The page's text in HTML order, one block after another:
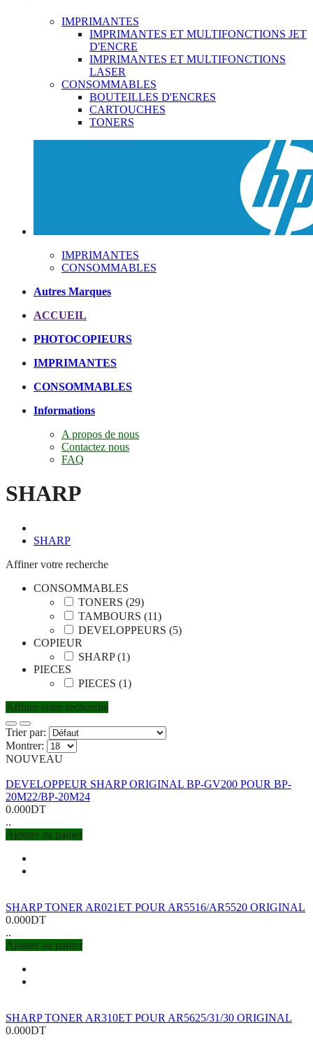
IMPRIMANTES
IMPRIMANTES ET MULTIFONCTIONS JET
D'ENCRE
IMPRIMANTES ET MULTIFONCTIONS
LASER
CONSOMMABLES
BOUTEILLES D'ENCRES
CARTOUCHES
TONERS
IMPRIMANTES
CONSOMMABLES
Autres Marques
ACCUEIL
PHOTOCOPIEURS
IMPRIMANTES
CONSOMMABLES
Informations
A propos de nous
Contactez nous
FAQ
SHARP
SHARP
Affiner votre recherche
CONSOMMABLES
TONERS (29)
TAMBOURS (11)
DEVELOPPEURS (5)
COPIEUR
SHARP (1)
PIECES
PIECES (1)
Affiner votre recherche
Trier par:
Montrer:
NOUVEAU
DEVELOPPEUR SHARP ORIGINAL BP-GV200 POUR BP-
20M22/BP-20M24
0.000DT
..
Ajouter au panier
SHARP TONER AR021ET POUR AR5516/AR5520 ORIGINAL
0.000DT
..
Ajouter au panier
SHARP TONER AR310ET POUR AR5625/31/30 ORIGINAL
0.000DT